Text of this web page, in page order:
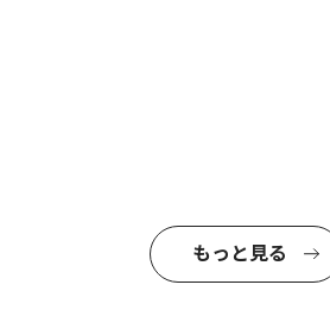
もっと見る